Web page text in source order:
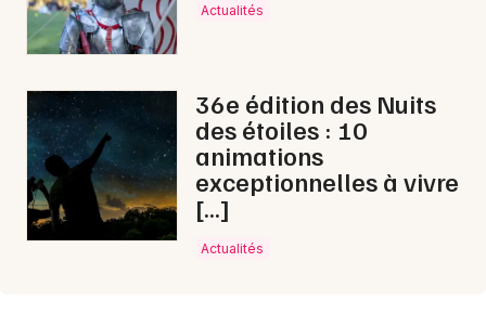
Ce week-end en Haute-Normandie
Newsletter des sorties
Actualités
36e édition des Nuits
des étoiles : 10
animations
exceptionnelles à vivre
[…]
Actualités